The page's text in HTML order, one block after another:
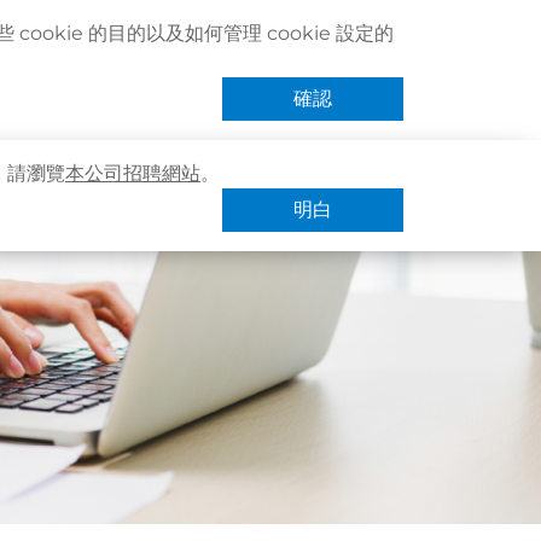
cookie 的目的以及如何管理 cookie 設定的
確認
請瀏覽本公司招聘網站。
明白
聯絡我們 搜尋醫療服務 登記 / 登入 立即預約